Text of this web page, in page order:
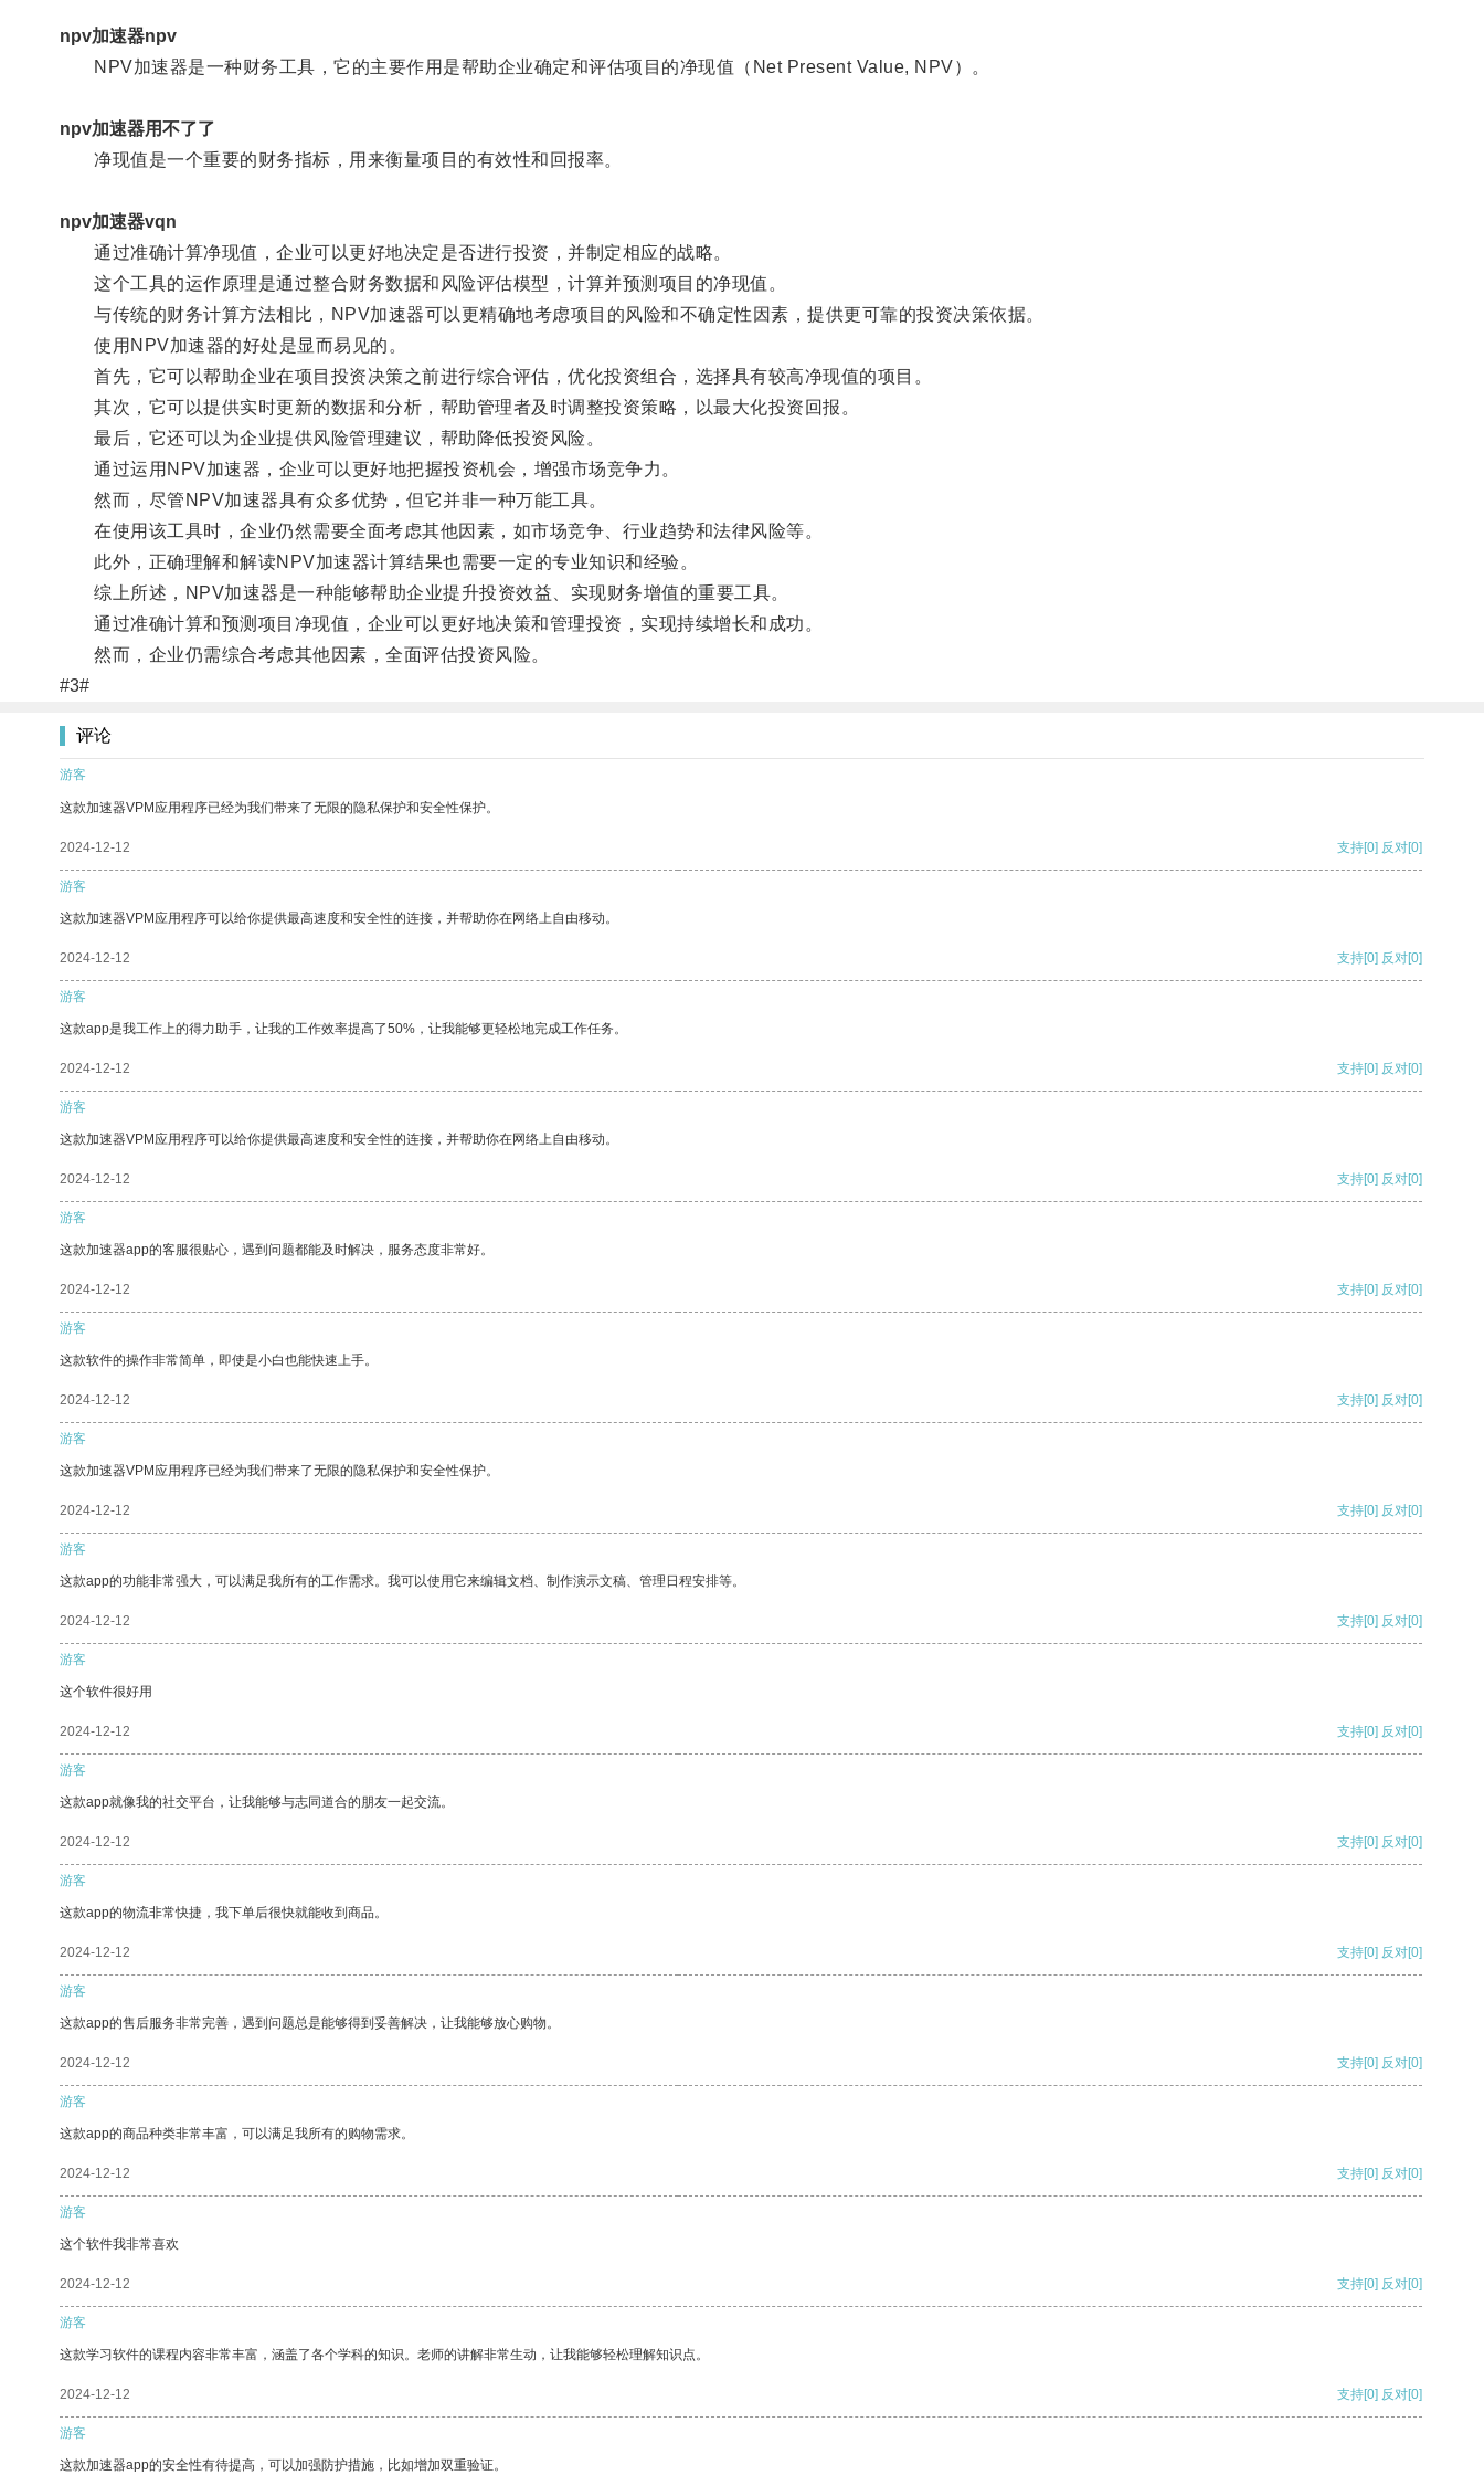
npv加速器npv
NPV加速器是一种财务工具，它的主要作用是帮助企业确定和评估项目的净现值（Net Present Value, NPV）。
npv加速器用不了了
净现值是一个重要的财务指标，用来衡量项目的有效性和回报率。
npv加速器vqn
通过准确计算净现值，企业可以更好地决定是否进行投资，并制定相应的战略。
这个工具的运作原理是通过整合财务数据和风险评估模型，计算并预测项目的净现值。
与传统的财务计算方法相比，NPV加速器可以更精确地考虑项目的风险和不确定性因素，提供更可靠的投资决策依据。
使用NPV加速器的好处是显而易见的。
首先，它可以帮助企业在项目投资决策之前进行综合评估，优化投资组合，选择具有较高净现值的项目。
其次，它可以提供实时更新的数据和分析，帮助管理者及时调整投资策略，以最大化投资回报。
最后，它还可以为企业提供风险管理建议，帮助降低投资风险。
通过运用NPV加速器，企业可以更好地把握投资机会，增强市场竞争力。
然而，尽管NPV加速器具有众多优势，但它并非一种万能工具。
在使用该工具时，企业仍然需要全面考虑其他因素，如市场竞争、行业趋势和法律风险等。
此外，正确理解和解读NPV加速器计算结果也需要一定的专业知识和经验。
综上所述，NPV加速器是一种能够帮助企业提升投资效益、实现财务增值的重要工具。
通过准确计算和预测项目净现值，企业可以更好地决策和管理投资，实现持续增长和成功。
然而，企业仍需综合考虑其他因素，全面评估投资风险。
#3#
评论
游客
这款加速器VPM应用程序已经为我们带来了无限的隐私保护和安全性保护。
2024-12-12 支持[0] 反对[0]
游客
这款加速器VPM应用程序可以给你提供最高速度和安全性的连接，并帮助你在网络上自由移动。
2024-12-12 支持[0] 反对[0]
游客
这款app是我工作上的得力助手，让我的工作效率提高了50%，让我能够更轻松地完成工作任务。
2024-12-12 支持[0] 反对[0]
游客
这款加速器VPM应用程序可以给你提供最高速度和安全性的连接，并帮助你在网络上自由移动。
2024-12-12 支持[0] 反对[0]
游客
这款加速器app的客服很贴心，遇到问题都能及时解决，服务态度非常好。
2024-12-12 支持[0] 反对[0]
游客
这款软件的操作非常简单，即使是小白也能快速上手。
2024-12-12 支持[0] 反对[0]
游客
这款加速器VPM应用程序已经为我们带来了无限的隐私保护和安全性保护。
2024-12-12 支持[0] 反对[0]
游客
这款app的功能非常强大，可以满足我所有的工作需求。我可以使用它来编辑文档、制作演示文稿、管理日程安排等。
2024-12-12 支持[0] 反对[0]
游客
这个软件很好用
2024-12-12 支持[0] 反对[0]
游客
这款app就像我的社交平台，让我能够与志同道合的朋友一起交流。
2024-12-12 支持[0] 反对[0]
游客
这款app的物流非常快捷，我下单后很快就能收到商品。
2024-12-12 支持[0] 反对[0]
游客
这款app的售后服务非常完善，遇到问题总是能够得到妥善解决，让我能够放心购物。
2024-12-12 支持[0] 反对[0]
游客
这款app的商品种类非常丰富，可以满足我所有的购物需求。
2024-12-12 支持[0] 反对[0]
游客
这个软件我非常喜欢
2024-12-12 支持[0] 反对[0]
游客
这款学习软件的课程内容非常丰富，涵盖了各个学科的知识。老师的讲解非常生动，让我能够轻松理解知识点。
2024-12-12 支持[0] 反对[0]
游客
这款加速器app的安全性有待提高，可以加强防护措施，比如增加双重验证。